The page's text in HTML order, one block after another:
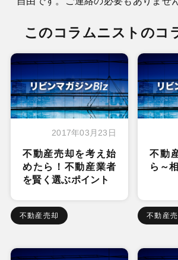
このコラムニストのコ
2017年03月23日
不動産売却を考え始
めたら！不動産業者
を賢く選ぶポイント
不動産売却
不動
ら～
不動産